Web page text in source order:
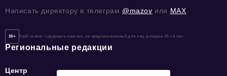
Написать директору в телеграм @mazov или MAX
16+ Сайт может содержать контент, не предназначенный для лиц младше 16-ти лет.
Региональные редакции
Центр